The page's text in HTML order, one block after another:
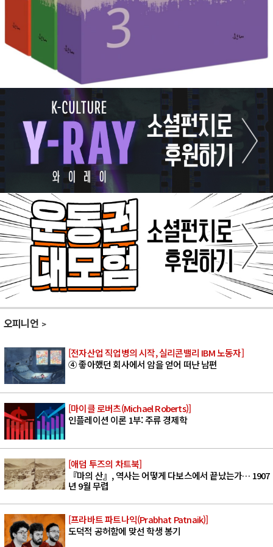
오피니언
[전자산업 직업병의 시작, 실리콘밸리 IBM 노동자]
④ 좋아했던 회사에서 암을 얻어 떠난 남편
[마이클 로버츠(Michael Roberts)]
인플레이션 이론 1부: 주류 경제학
[애덤 투즈의 차트북]
『마의 산』, 역사는 어떻게 다보스에서 끝났는가… 1907
년 9월 무렵
[프라바트 파트나익(Prabhat Patnaik)]
도덕적 공허함에 맞선 학생 봉기